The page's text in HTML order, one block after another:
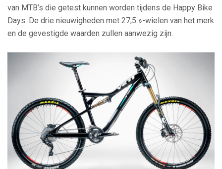
van MTB’s die getest kunnen worden tijdens de Happy Bike
Days. De drie nieuwigheden met 27,5 »-wielen van het merk
en de gevestigde waarden zullen aanwezig zijn.